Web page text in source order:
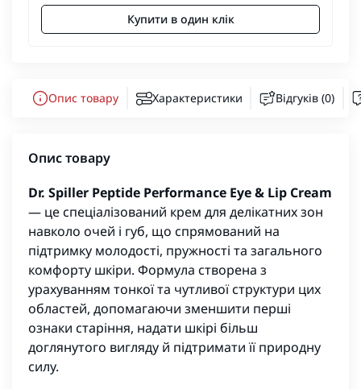
Купити в один клік
Опис товару Характеристики Відгуків (0)
Опис товару
Dr. Spiller Peptide Performance Eye & Lip Cream
— це спеціалізований крем для делікатних зон
навколо очей і губ, що спрямований на
підтримку молодості, пружності та загального
комфорту шкіри. Формула створена з
урахуванням тонкої та чутливої структури цих
областей, допомагаючи зменшити перші
ознаки старіння, надати шкірі більш
доглянутого вигляду й підтримати її природну
силу.